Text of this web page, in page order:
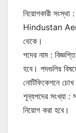
নিয়োগকারী সংস্থা
Hindustan
থেকে।
পদের নাম :
হবে। পদগুলির
নোটিফিকেশনে চোখ
শূন্যপদের সংখ্যা :
নিয়োগ করা হবে।